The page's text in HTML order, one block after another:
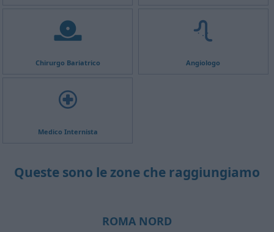
Chirurgo Bariatrico Angiologo
Medico Internista
Queste sono le zone che raggiungiamo
ROMA NORD